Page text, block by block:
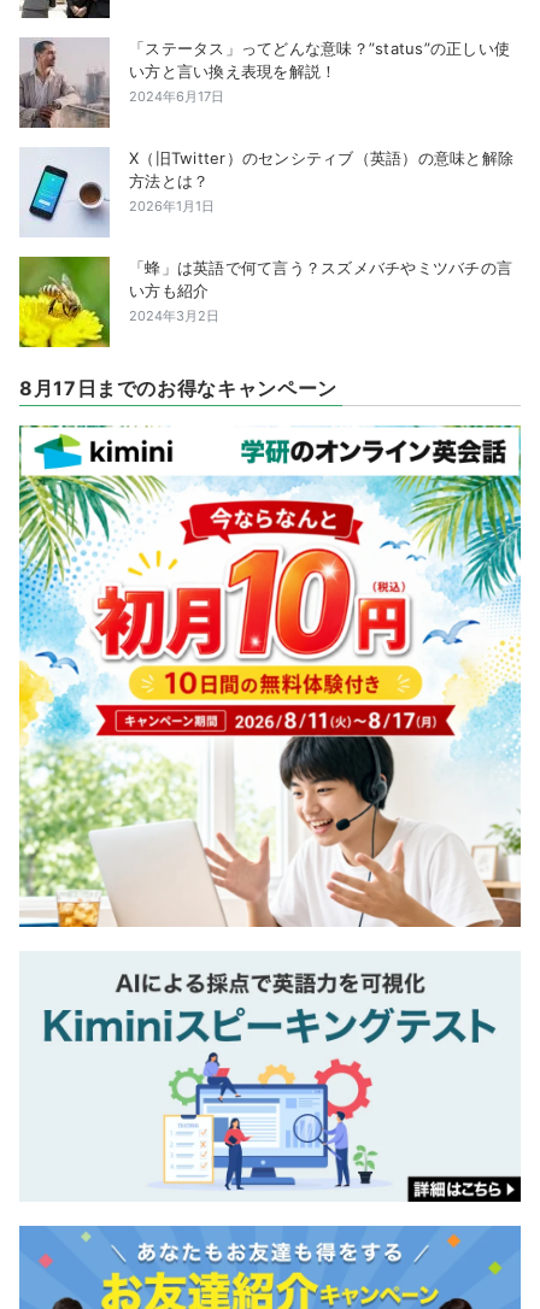
「ステータス」ってどんな意味？”status”の正しい使
い方と言い換え表現を解説！
2024年6月17日
X（旧Twitter）のセンシティブ（英語）の意味と解除
方法とは？
2026年1月1日
「蜂」は英語で何て言う？スズメバチやミツバチの言
い方も紹介
2024年3月2日
8月17日までのお得なキャンペーン